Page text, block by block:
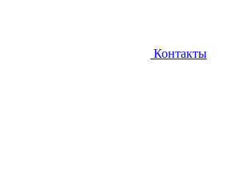
Контакты